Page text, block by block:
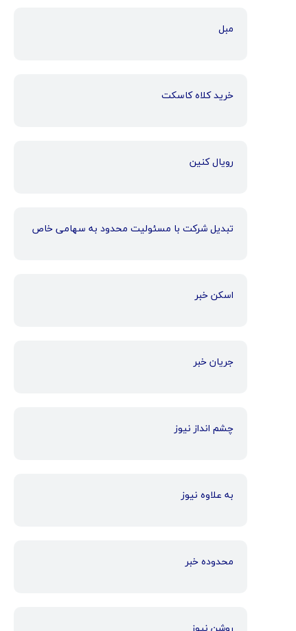
مبل
خرید کلاه کاسکت
رویال کنین
تبدیل شرکت با مسئولیت محدود به سهامی خاص
اسکن خبر
جریان خبر
چشم انداز نیوز
به علاوه نیوز
محدوده خبر